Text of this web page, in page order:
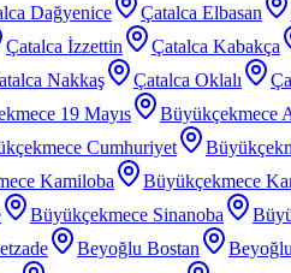
Dağyenice Çatalca Elbasan
Çatalca İzzettin Çatalca Kabakça
Nakkaş Çatalca Oklalı
19 Mayıs Büyükçekmece
Cumhuriyet
Kamiloba Büyükçekmece
Büyükçekmece Sinanoba
Beyoğlu Bostan